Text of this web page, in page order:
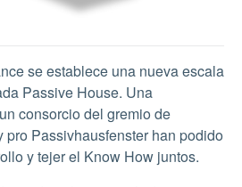
se establece una nueva escala
Passive House. Una
consorcio del gremio de
pro Passivhausfenster han podido
y tejer el Know How juntos.